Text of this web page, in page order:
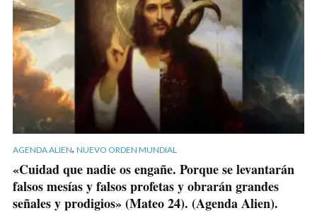
AGENDA ALIEN, NUEVO ORDEN MUNDIAL
«Cuidad que nadie os engañe. Porque se levantarán
falsos mesías y falsos profetas y obrarán grandes
señales y prodigios» (Mateo 24). (Agenda Alien).